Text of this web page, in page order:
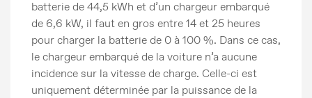
batterie de 44,5 kWh et d’un chargeur embarqué
de 6,6 kW, il faut en gros entre 14 et 25 heures
pour charger la batterie de 0 à 100 %. Dans ce cas,
le chargeur embarqué de la voiture n’a aucune
incidence sur la vitesse de charge. Celle-ci est
uniquement déterminée par la puissance de la